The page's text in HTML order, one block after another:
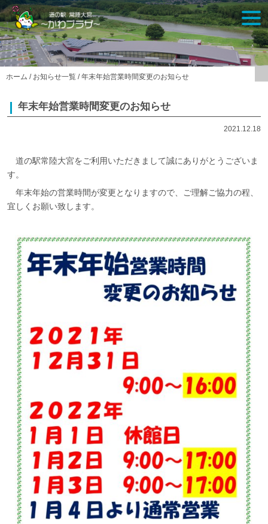
Skip
to
content
ホーム / お知らせ一覧 /年末年始営業時間変更のお知らせ
年末年始営業時間変更のお知らせ
2021.12.18
道の駅常陸大宮をご利用いただきまして誠にありがとうございま
す。
年末年始の営業時間が変更となりますので、ご理解ご協力の程、
宜しくお願い致します。